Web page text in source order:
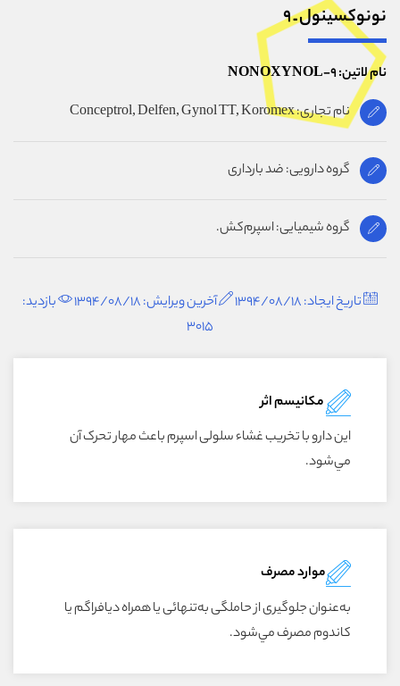
نونوکسينول ـ ۹
نام لاتین: NONOXYNOL-9
نام تجاری: Conceptrol, Delfen, Gynol TT, Koromex
گروه دارویی: ضد باردارى
گروه شیمیایی: اسپرم‌کش.
تاریخ ایجاد: 1394/08/18 آخرین ویرایش: 1394/08/18
بازدید:
3015
مکانیسم اثر
اين دارو با تخريب غشاء سلولى اسپرم باعث مهار تحرک آن
مي‌شود.
موارد مصرف
به‌عنوان جلوگيرى از حاملگى به‌تنهائى يا همراه ديافراگم يا
کاندوم مصرف مي‌شود.